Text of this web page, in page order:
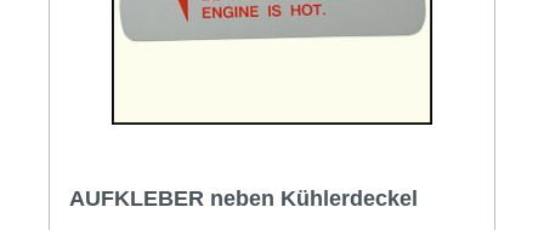
AUFKLEBER neben Kühlerdeckel